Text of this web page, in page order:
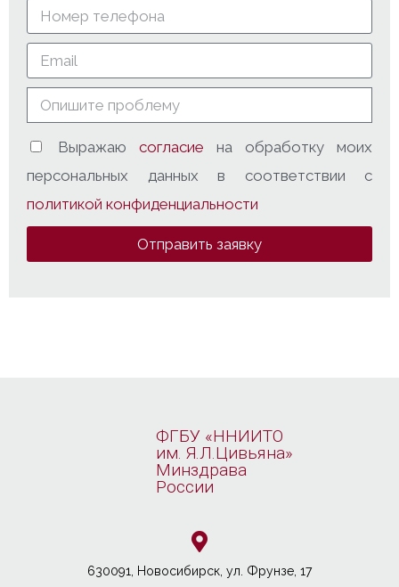
Выражаю согласие на обработку моих
персональных данных в соответствии с
политикой конфиденциальности
Отправить заявку
ФГБУ «ННИИТО
им. Я.Л.Цивьяна»
Минздрава
России
630091, Новосибирcк, ул. Фрунзе, 17